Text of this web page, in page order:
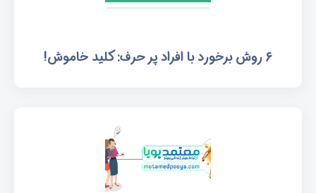
۶ روش برخورد با افراد پر حرف: کلید خاموش!